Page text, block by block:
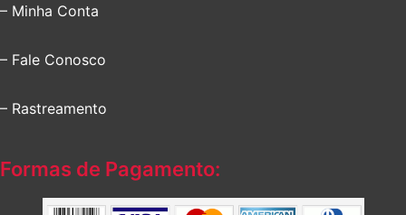
– Minha Conta
– Fale Conosco
– Rastreamento
Formas de Pagamento: